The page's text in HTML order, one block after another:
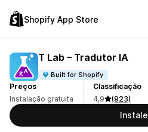
Shopify App Store
T Lab – Tradutor IA
Built for Shopify
Preços
Instalação gratuita
Classificação
4,9
(923)
Instale